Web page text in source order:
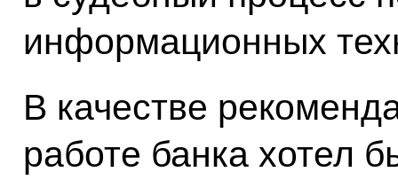
информационных
В качестве
работе банка хотел